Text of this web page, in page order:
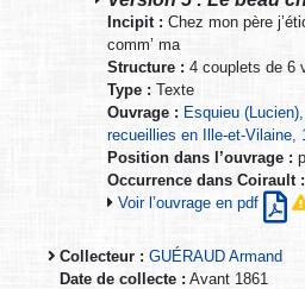
Incipit : Chez mon père
comm’ ma
Structure : 4 couplets de 6
Type : Texte
Ouvrage : Esquieu
recueillies en Ille-et-Vilaine,
Position dans l’ouvrage :
Occurrence dans Coirault :
Voir l’ouvrage en pdf
Collecteur : GUÉRAUD Armand
Date de collecte : Avant 1861